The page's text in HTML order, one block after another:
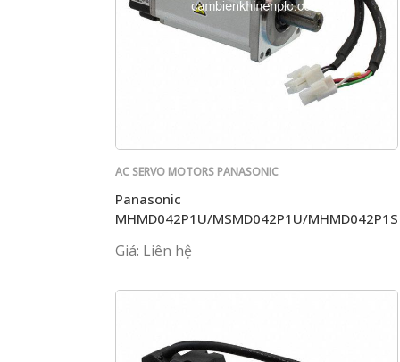
AC SERVO MOTORS PANASONIC
Panasonic
MHMD042P1U/MSMD042P1U/MHMD042P1S
Giá: Liên hệ